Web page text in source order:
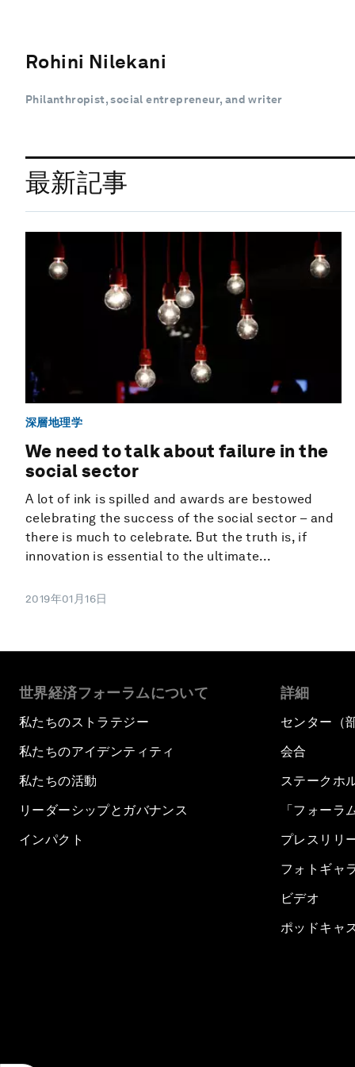
Rohini Nilekani
Philanthropist, social entrepreneur, and writer
最新記事
深層地理学
We need to talk about failure in the
social sector
A lot of ink is spilled and awards are bestowed
celebrating the success of the social sector – and
there is much to celebrate. But the truth is, if
innovation is essential to the ultimate...
2019年01月16日
世界経済フォーラムについて
私たちのストラテジー
私たちのアイデンティティ
私たちの活動
リーダーシップとガバナンス
インパクト
詳細
センター（
会合
ステークホ
「フォーラ
プレスリリ
フォトギャ
ビデオ
ポッドキャ